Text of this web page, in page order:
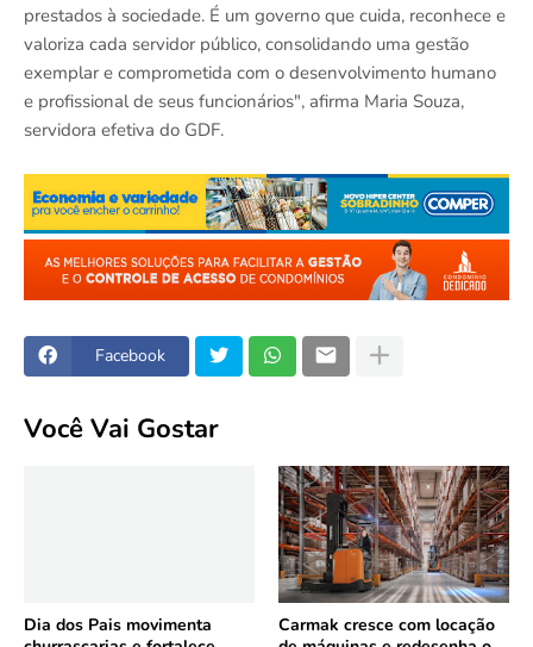
prestados à sociedade. É um governo que cuida, reconhece e
valoriza cada servidor público, consolidando uma gestão
exemplar e comprometida com o desenvolvimento humano
e profissional de seus funcionários", afirma Maria Souza,
servidora efetiva do GDF.
Facebook
Você Vai Gostar
Dia dos Pais movimenta
Carmak cresce com locação